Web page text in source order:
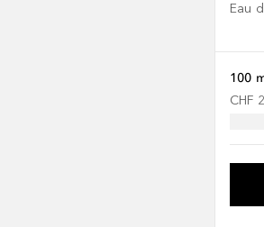
Eau
100
CHF